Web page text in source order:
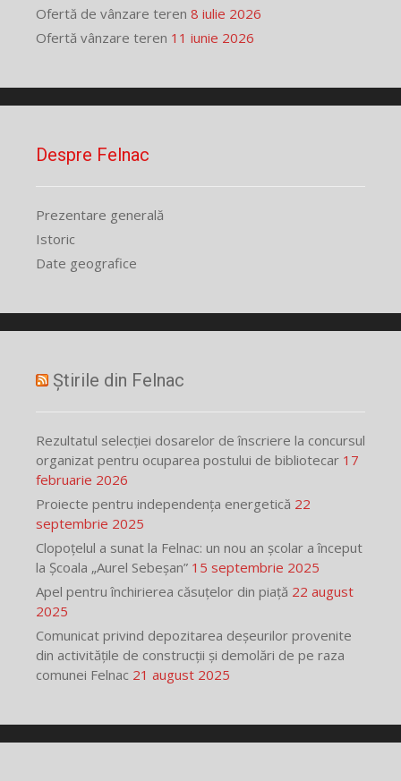
Ofertă de vânzare teren 8 iulie 2026
Ofertă vânzare teren 11 iunie 2026
Despre Felnac
Prezentare generală
Istoric
Date geografice
Știrile din Felnac
Rezultatul selecției dosarelor de înscriere la concursul
organizat pentru ocuparea postului de bibliotecar 17
februarie 2026
Proiecte pentru independența energetică 22
septembrie 2025
Clopoțelul a sunat la Felnac: un nou an școlar a început
la Școala „Aurel Sebeșan” 15 septembrie 2025
Apel pentru închirierea căsuțelor din piață 22 august
2025
Comunicat privind depozitarea deșeurilor provenite
din activitățile de construcții și demolări de pe raza
comunei Felnac 21 august 2025